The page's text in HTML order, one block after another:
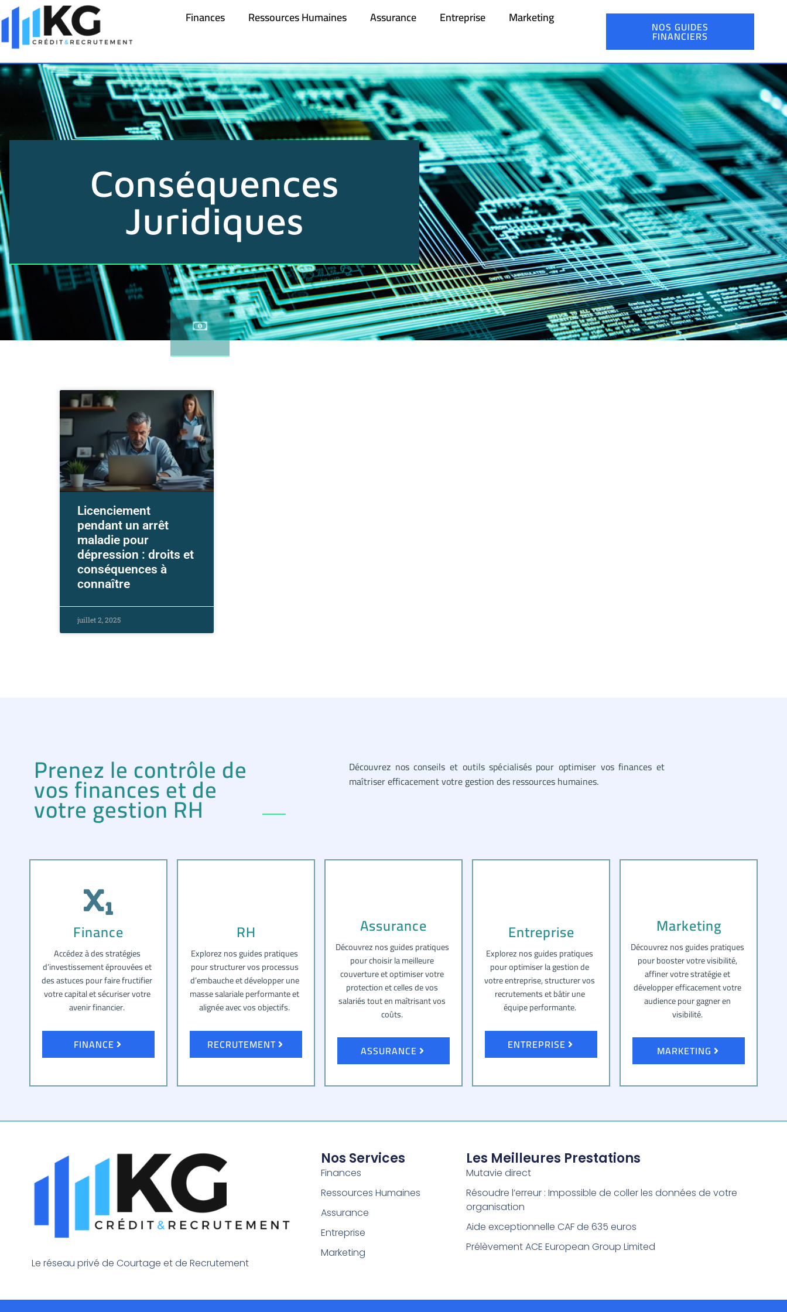
Finances Ressources Humaines Assurance Entreprise Marketing NOS GUIDES
FINANCIERS
Conséquences
Juridiques
Licenciement
pendant un arrêt
maladie pour
dépression : droits et
conséquences à
connaître
juillet 2, 2025
Prenez le contrôle de
vos finances et de
votre gestion RH
Découvrez nos conseils et outils spécialisés pour optimiser vos finances et
maîtriser efficacement votre gestion des ressources humaines.
Finance
Accédez à des stratégies
d’investissement éprouvées et
des astuces pour faire fructifier
votre capital et sécuriser votre
avenir financier.
FINANCE
RH
Explorez nos guides pratiques
pour structurer vos processus
d’embauche et développer une
masse salariale performante et
alignée avec vos objectifs.
RECRUTEMENT
Assurance
Découvrez nos guides pratiques
pour choisir la meilleure
couverture et optimiser votre
protection et celles de vos
salariés tout en maîtrisant vos
coûts.
ASSURANCE
Entreprise
Explorez nos guides pratiques
pour optimiser la gestion de
votre entreprise, structurer vos
recrutements et bâtir une
équipe performante.
ENTREPRISE
Marketing
Découvrez nos guides pratiques
pour booster votre visibilité,
affiner votre stratégie et
développer efficacement votre
audience pour gagner en
visibilité.
MARKETING
Le réseau privé de Courtage et de Recrutement
Nos Services
Finances
Ressources Humaines
Assurance
Entreprise
Marketing
Les Meilleures Prestations
Mutavie direct
Résoudre l’erreur : Impossible de coller les données de votre
organisation
Aide exceptionnelle CAF de 635 euros
Prélèvement ACE European Group Limited